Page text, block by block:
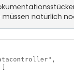
>= 510 &&
548 && newValue
&& newValue <
>= 570 &&
müssen natürlich